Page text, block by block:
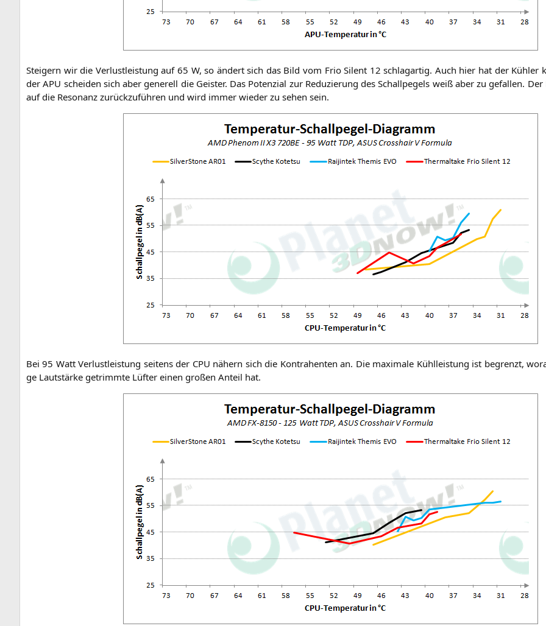
Stei­gern wir die Ver­lust­leis­tung auf 65 W, so ändert sich das Bild vom Frio Silent 12 schlag­ar­tig. Auch hier hat der Küh­ler
derAPU schei­den sich aber gene­rell die Geis­ter. Das Poten­zi­al zur Redu­zie­rung des Schall­pe­gels weiß aber zu gefal­len.
auf die Reso­nanz zurück­zu­füh­ren und wird immer wie­der zu sehen sein.
Bei 95 Watt Ver­lust­leis­tung sei­tens der CPU nähern sich die Kon­tra­hen­ten an. Die maxi­ma­le Kühl­leis­tung ist begrenzt,
ge Laut­stär­ke getrimm­te Lüf­ter einen gro­ßen Anteil hat.